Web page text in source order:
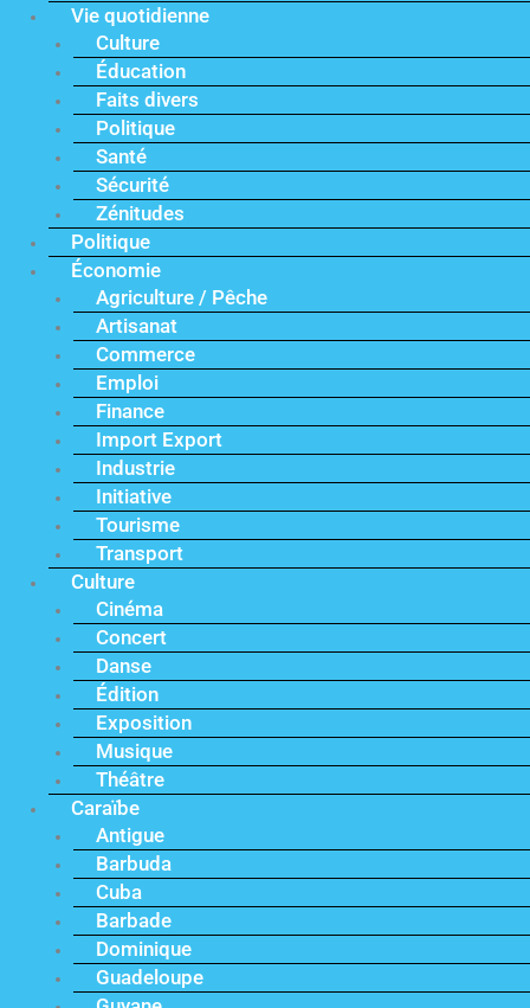
Vie quotidienne
Culture
Éducation
Faits divers
Politique
Santé
Sécurité
Zénitudes
Politique
Économie
Agriculture / Pêche
Artisanat
Commerce
Emploi
Finance
Import Export
Industrie
Initiative
Tourisme
Transport
Culture
Cinéma
Concert
Danse
Édition
Exposition
Musique
Théâtre
Caraïbe
Antigue
Barbuda
Cuba
Barbade
Dominique
Guadeloupe